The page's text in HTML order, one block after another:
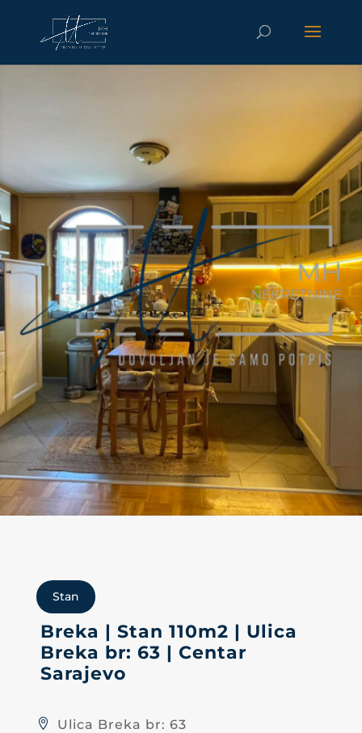
Stan
Breka | Stan 110m2 | Ulica
Breka br: 63 | Centar
Sarajevo
Ulica Breka br: 63